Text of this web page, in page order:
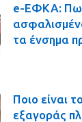
e-ΕΦΚΑ:
τα ένσημα
Ποιο είναι
εξαγοράς